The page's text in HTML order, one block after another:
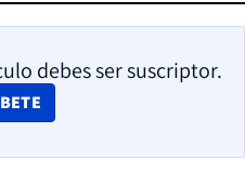
debes ser suscriptor.
NEW WINDOW